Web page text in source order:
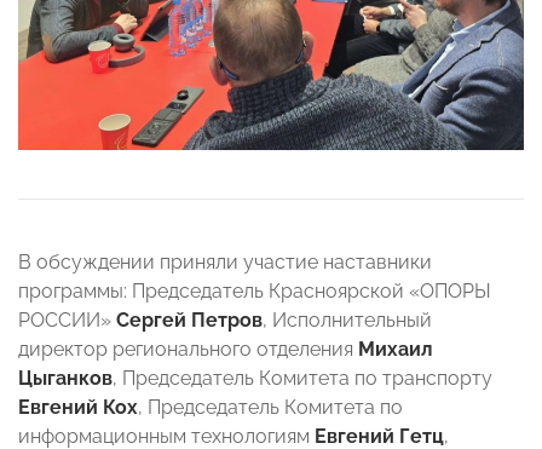
В обсуждении приняли участие наставники
программы: Председатель Красноярской «ОПОРЫ
РОССИИ» Сергей Петров, Исполнительный
директор регионального отделения Михаил
Цыганков, Председатель Комитета по транспорту
Евгений Кох, Председатель Комитета по
информационным технологиям Евгений Гетц,